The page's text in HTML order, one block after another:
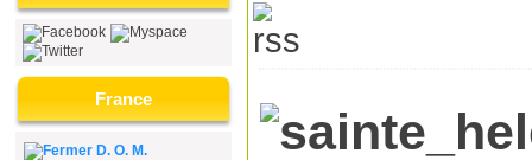
France
D. O. M.